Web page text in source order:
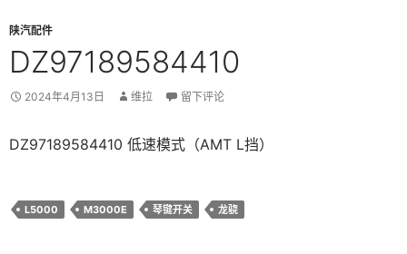
陕汽配件
DZ97189584410
2024年4月13日 维拉 留下评论
DZ97189584410 低速模式（AMT L挡）
L5000 M3000E 琴键开关 龙骁